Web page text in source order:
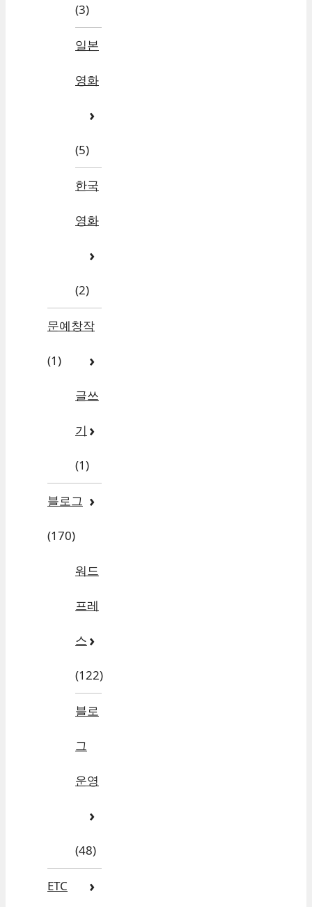
(3)
일본
영화
(5)
한국
영화
(2)
문예창작
(1)
글쓰
기
(1)
블로그
(170)
워드
프레
스
(122)
블로
그
운영
(48)
ETC